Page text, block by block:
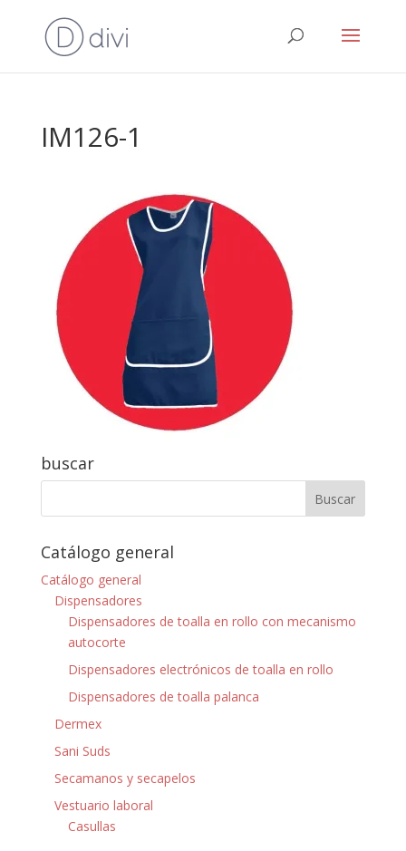
IM126-1
buscar
Catálogo general
Catálogo general
Dispensadores
Dispensadores de toalla en rollo con mecanismo
autocorte
Dispensadores electrónicos de toalla en rollo
Dispensadores de toalla palanca
Dermex
Sani Suds
Secamanos y secapelos
Vestuario laboral
Casullas